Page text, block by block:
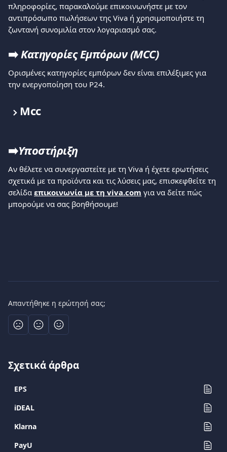
πληροφορίες, παρακαλούμε επικοινωνήστε με τον
αντιπρόσωπο πωλήσεων της Viva ή χρησιμοποιήστε τη
ζωντανή συνομιλία στον λογαριασμό σας.
➡️ Κατηγορίες Εμπόρων (MCC)
Ορισμένες κατηγορίες εμπόρων δεν είναι επιλέξιμες για
την ενεργοποίηση του P24.
Mcc
➡️Υποστήριξη
Αν θέλετε να συνεργαστείτε με τη Viva ή έχετε ερωτήσεις
σχετικά με τα προϊόντα και τις λύσεις μας, επισκεφθείτε τη
σελίδα επικοινωνία με τη viva.com για να δείτε πώς
μπορούμε να σας βοηθήσουμε!
Απαντήθηκε η ερώτησή σας;
Σχετικά άρθρα
EPS
iDEAL
Klarna
PayU